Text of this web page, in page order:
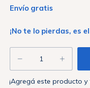
Envío gratis
¡No te lo pierdas, es
¡Agregá este producto y